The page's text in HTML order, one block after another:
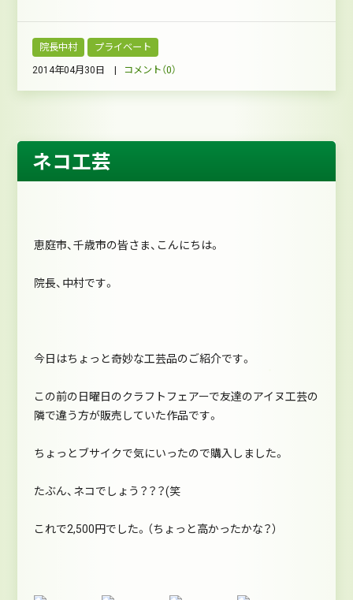
院長中村 プライベート
2014年04月30日 | コメント（0）
ネコ工芸
恵庭市、千歳市の皆さま、こんにちは。
院長、中村です。
今日はちょっと奇妙な工芸品のご紹介です。
この前の日曜日のクラフトフェアーで友達のアイヌ工芸の
隣で違う方が販売していた作品です。
ちょっとブサイクで気にいったので購入しました。
たぶん、ネコでしょう？？？(笑
これで2,500円でした。（ちょっと高かったかな？）